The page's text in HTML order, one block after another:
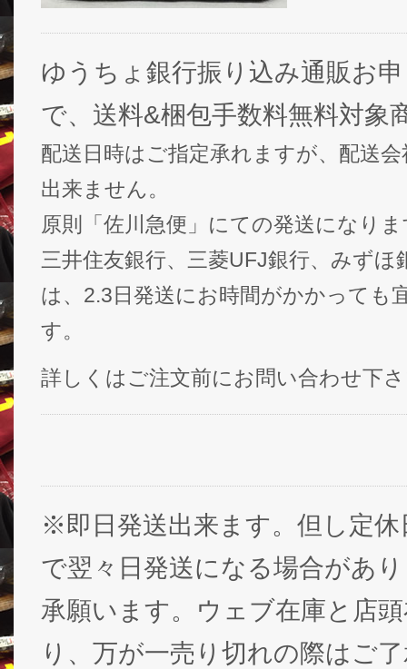
ゆうちょ銀行振り込み通販お
で、送料&梱包手数料無料対象
配送日時はご指定承れますが、配送
出来ません。
原則「佐川急便」にての発送になり
三井住友銀行、三菱UFJ銀行、みずほ
は、2.3日発送にお時間がかかっても
す。
詳しくはご注文前にお問い合わせ下
※即日発送出来ます。但し定休
で翌々日発送になる場合があ
承願います。ウェブ在庫と店
り、万が一売り切れの際はご